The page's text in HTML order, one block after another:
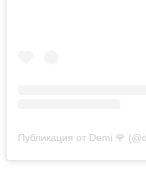
Публикация от Demi 🌹